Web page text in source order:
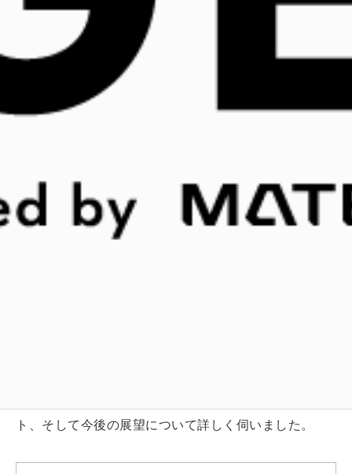
「面白くて役に立つ商品を社会に提供する」をミッシ
ョンに掲げ、ユニークな家電製品を次々と世に送り出
すサンコー株式会社。充電式で首回りを冷やせる「ネ
ッククーラー」シリーズは、累計120万台を売り上げる
大ヒット商品となっており、同製品をはじめ、サンコ
なメディア掲載数を誇っています。
この圧倒的な実績を支えているのが、2017年に広報部
ト、そして今後の展望について詳しく伺いました。